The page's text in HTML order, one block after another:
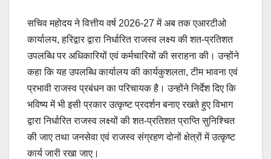
सचिव महोदय ने वित्तीय वर्ष 2026-27 में अब तक एआरटीओ
कार्यालय, हरिद्वार द्वारा निर्धारित राजस्व लक्ष्य की शत-प्रतिशत
उपलब्धि पर अधिकारियों एवं कर्मचारियों की सराहना की। उन्होंने
कहा कि यह उपलब्धि कार्यालय की कार्यकुशलता, टीम भावना एवं
प्रभावी राजस्व प्रबंधन का परिचायक है। उन्होंने निर्देश दिए कि
भविष्य में भी इसी प्रकार उत्कृष्ट प्रदर्शन बनाए रखते हुए विभाग
द्वारा निर्धारित राजस्व लक्ष्यों की शत-प्रतिशत प्राप्ति सुनिश्चित
की जाए तथा जनसेवा एवं राजस्व संग्रहण दोनों क्षेत्रों में उत्कृष्ट
कार्य जारी रखा जाए।